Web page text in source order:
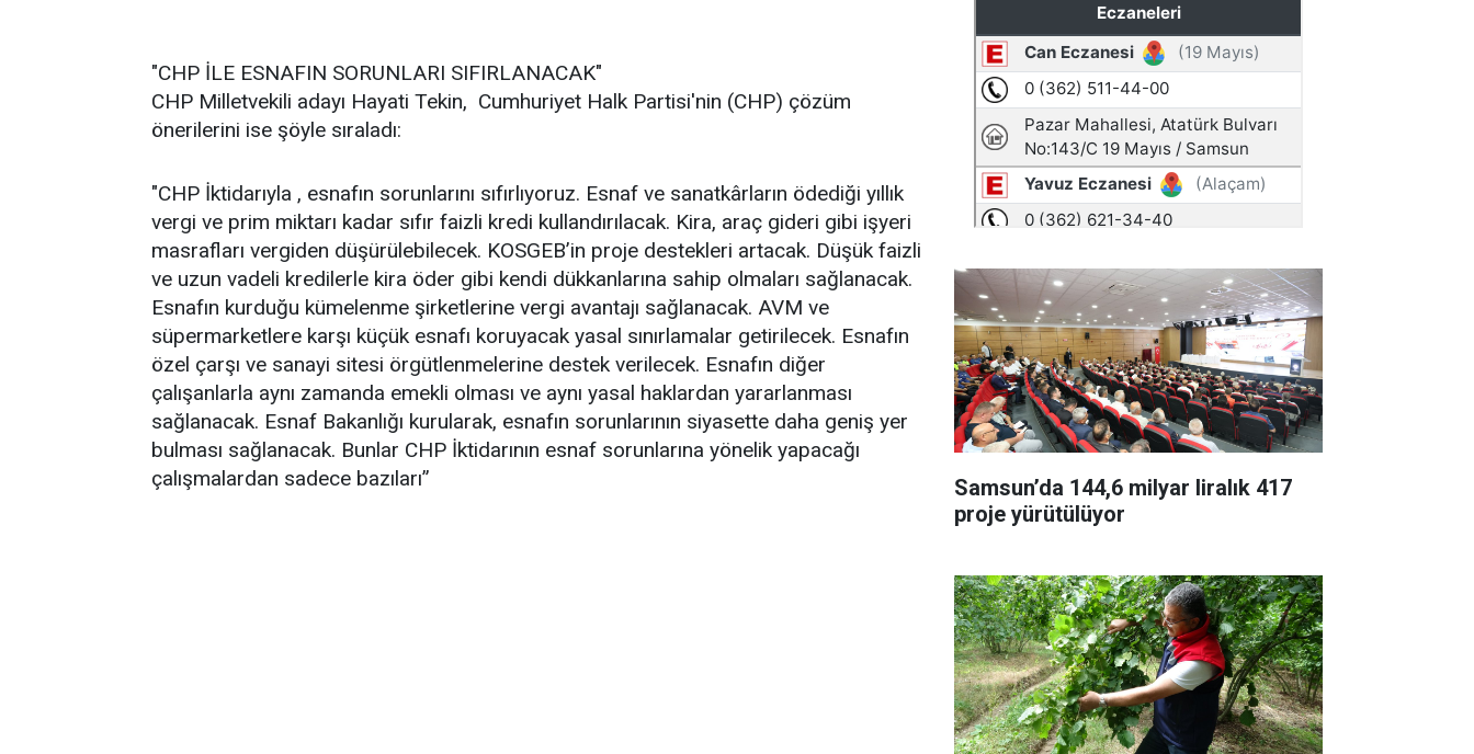
"CHP İLE ESNAFIN SORUNLARI SIFIRLANACAK"
CHP Milletvekili adayı Hayati Tekin, Cumhuriyet Halk Partisi'nin (CHP) çözüm
önerilerini ise şöyle sıraladı:
"CHP İktidarıyla , esnafın sorunlarını sıfırlıyoruz. Esnaf ve sanatkârların ödediği yıllık
vergi ve prim miktarı kadar sıfır faizli kredi kullandırılacak. Kira, araç gideri gibi işyeri
masrafları vergiden düşürülebilecek. KOSGEB’in proje destekleri artacak. Düşük faizli
ve uzun vadeli kredilerle kira öder gibi kendi dükkanlarına sahip olmaları sağlanacak.
Esnafın kurduğu kümelenme şirketlerine vergi avantajı sağlanacak. AVM ve
süpermarketlere karşı küçük esnafı koruyacak yasal sınırlamalar getirilecek. Esnafın
özel çarşı ve sanayi sitesi örgütlenmelerine destek verilecek. Esnafın diğer
çalışanlarla aynı zamanda emekli olması ve aynı yasal haklardan yararlanması
sağlanacak. Esnaf Bakanlığı kurularak, esnafın sorunlarının siyasette daha geniş yer
bulması sağlanacak. Bunlar CHP İktidarının esnaf sorunlarına yönelik yapacağı
çalışmalardan sadece bazıları”
Samsun’da 144,6 milyar liralık 417
proje yürütülüyor